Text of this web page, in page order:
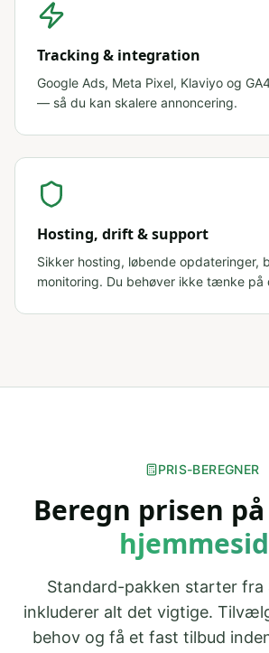
Tracking & integration
Google Ads, Meta Pixel, Klaviyo og
— så du kan skalere annoncering.
Hosting, drift & support
Sikker hosting, løbende opdateringer,
monitoring. Du behøver ikke tænke på
PRIS-BEREGNER
Beregn prisen på
Standard-pakken starter fra
inkluderer alt det vigtige.
behov og få et fast tilbud